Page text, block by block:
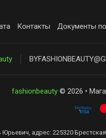
Контакты Документы
fashionbeauty© 2026 •
адрес: 225320